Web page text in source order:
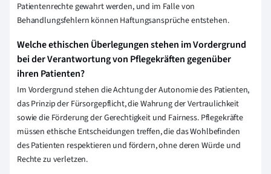
Patientenrechte gewahrt werden, und im Falle von
Behandlungsfehlern können Haftungsansprüche entstehen.
Welche ethischen Überlegungen stehen im Vordergrund
bei der Verantwortung von Pflegekräften gegenüber
ihren Patienten?
Im Vordergrund stehen die Achtung der Autonomie des Patienten,
das Prinzip der Fürsorgepflicht, die Wahrung der Vertraulichkeit
sowie die Förderung der Gerechtigkeit und Fairness. Pflegekräfte
müssen ethische Entscheidungen treffen, die das Wohlbefinden
des Patienten respektieren und fördern, ohne deren Würde und
Rechte zu verletzen.